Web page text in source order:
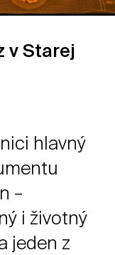
v Starej
hlavný
–
i životný
jeden z